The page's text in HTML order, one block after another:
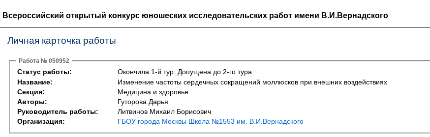
Всероссийский открытый конкурс юношеских исследовательских работ имени В.И.Вернадского
Личная карточка работы
Работа № 050952
Статус работы:
Окончила 1-й тур. Допущена до 2-го тура
Название:
Изменение частоты сердечных сокращений моллюсков при внешних воздействиях
Секция:
Медицина и здоровье
Авторы:
Гуторова Дарья
Руководитель работы:
Литвинов Михаил Борисович
Организация:
ГБОУ города Москвы Школа №1553 им. В.И.Вернадского